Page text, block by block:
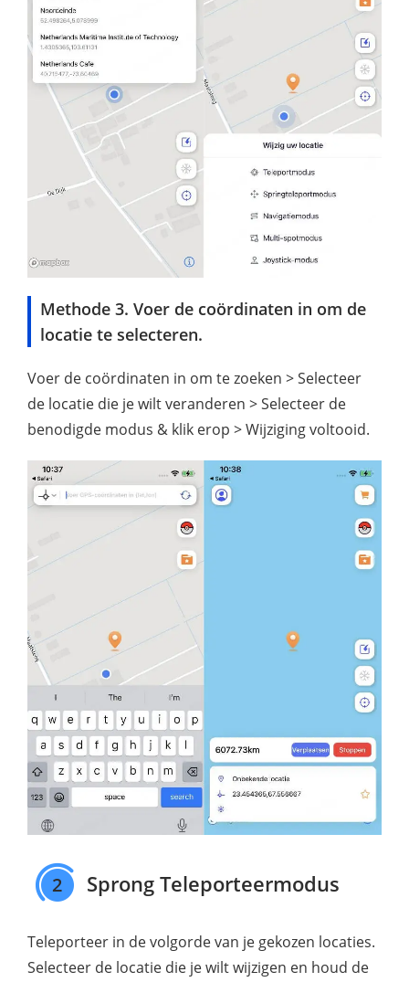
Methode 3. Voer de coördinaten in om de
locatie te selecteren.
Voer de coördinaten in om te zoeken > Selecteer
de locatie die je wilt veranderen > Selecteer de
benodigde modus & klik erop > Wijziging voltooid.
2 Sprong Teleporteermodus
Teleporteer in de volgorde van je gekozen locaties.
Selecteer de locatie die je wilt wijzigen en houd de